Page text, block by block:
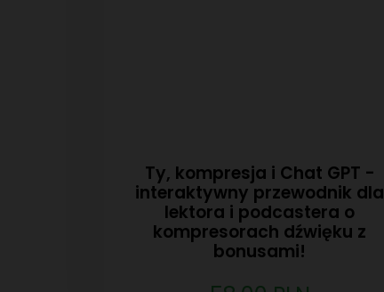
Ty, kompresja i Chat GPT -
interaktywny przewodnik dla
lektora i podcastera o
kompresorach dźwięku z
bonusami!